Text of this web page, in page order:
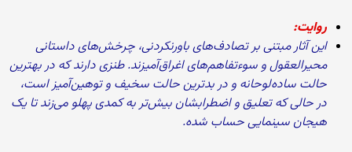
روایت:
این آثار مبتنی بر تصادف‌های باورنکردنی، چرخش‌های داستانی
محیرالعقول و سوء‌تفاهم‌های اغراق‌آمیزند. طنزی دارند که در بهترین
حالت ساده‌لوحانه و در بدترین حالت سخیف و توهین‌آمیز است،
در حالی که تعلیق و اضطرابشان بیش‌تر به کمدی پهلو می‌زند تا یک
هیجان سینمایی حساب شده.